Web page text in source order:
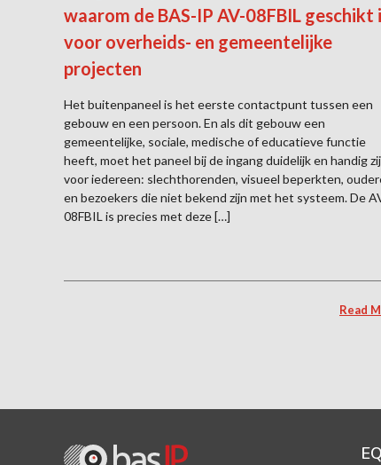
waarom de BAS-IP AV-08FBIL geschikt
voor overheids- en gemeentelijke
projecten
Het buitenpaneel is het eerste contactpunt tussen een
gebouw en een persoon. En als dit gebouw een
gemeentelijke, sociale, medische of educatieve functie
heeft, moet het paneel bij de ingang duidelijk en handig
voor iedereen: slechthorenden, visueel beperkten,
en bezoekers die niet bekend zijn met het systeem. De
08FBIL is precies met deze […]
Read